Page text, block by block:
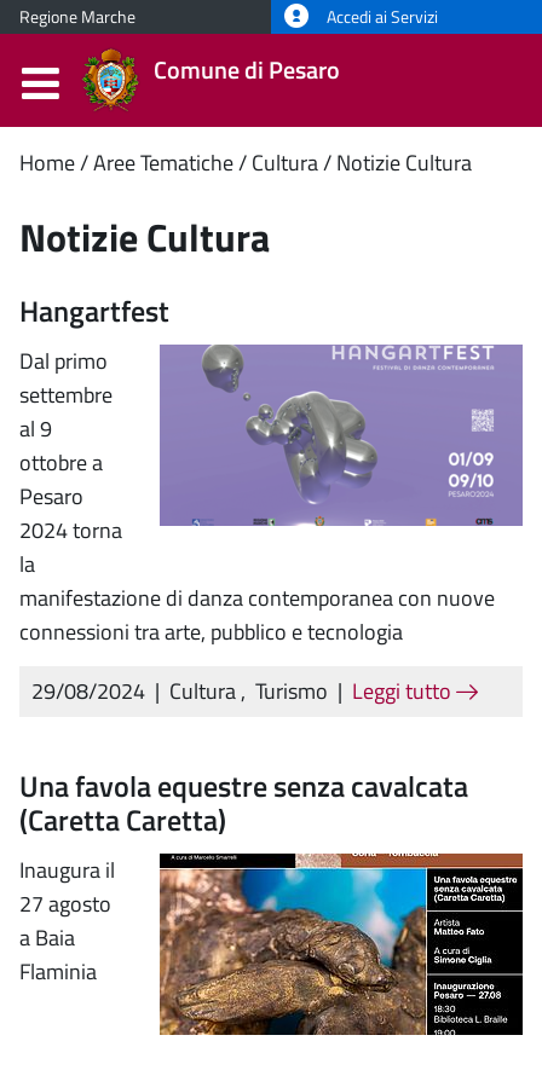
Regione Marche Accedi ai Servizi
Comune di Pesaro
Contenuto
principale
Home Aree Tematiche Cultura Notizie Cultura
Notizie Cultura
Hangartfest
Dal primo
settembre
al 9
ottobre a
Pesaro
2024 torna
la
manifestazione di danza contemporanea con nuove
connessioni tra arte, pubblico e tecnologia
29/08/2024 | Cultura, Turismo | Leggi tutto
Una favola equestre senza cavalcata
(Caretta Caretta)
Inaugura il
27 agosto
a Baia
Flaminia